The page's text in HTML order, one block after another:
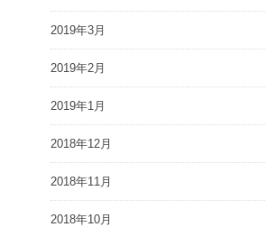
2019年3月
2019年2月
2019年1月
2018年12月
2018年11月
2018年10月